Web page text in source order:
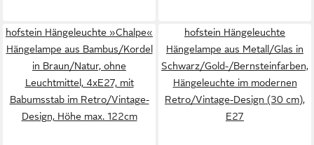
hofstein Hängeleuchte »Chalpe«
Hängelampe aus Bambus/Kordel
in Braun/Natur, ohne
Leuchtmittel, 4xE27, mit
Babumsstab im Retro/Vintage-
Design, Höhe max. 122cm
hofstein Hängeleuchte
Hängelampe aus Metall/Glas in
Schwarz/Gold-/Bernsteinfarben,
Hängeleuchte im modernen
Retro/Vintage-Design (30 cm),
E27